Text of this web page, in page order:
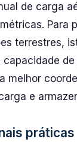
de carga
Para
terrestres,
melhor
e
práticas